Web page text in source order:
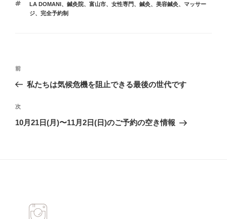
ゴ
リ
タ
グ
LA DOMANI、鍼灸院、富山市、女性専門、鍼灸、美容鍼灸、マッサー
ジ、完全予約制
投
ビ
ゲ
過
去
投
稿
前
私たちは気候危機を阻止できる最後の世代です
次
の
次
10月21日(月)〜11月2日(日)のご予約の空き情報